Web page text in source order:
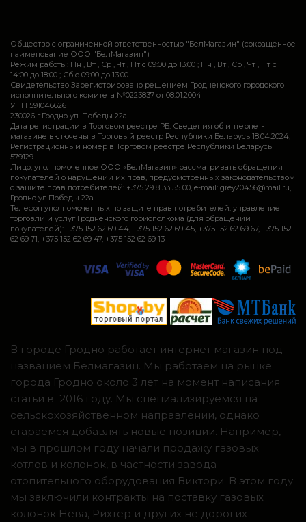
Общество с ограниченной ответственностью "БелМагазин" (сокращенное
наименование ООО "БелМагазин")
Режим работы: Пн , Вт , Ср , Чт , Пт c 09:00 до 13:00 ; Пн , Вт , Ср , Чт , Пт c
14:00 до 18:00 ; Сб c 09:00 до 13:00
Свидетельство Зарегистрировано решением Гродненского городского
исполнительного комитета №0223837 от 08.01.2004
УНП 591046626
230026 г.Гродно ул. Победы 22а
Дата регистрации в Торговом реестре РБ: Сведения об интернет-
магазине включены в Торговый реестр Республики Беларусь 18.04.2024,
Регистрационный номер в Торговом реестре Республики Беларусь
579129
Лицо, уполномоченное ООО «БелМагазин» рассматривать обращения
покупателей о нарушении их прав, предусмотренных законодательством
о защите прав потребителей: +375 29 8 33 55 00, e-mail: grey20456@mail.ru,
Гродно ул.Победы 22а
Телефон уполномоченных по защите прав потребителей: управление
торговли и услуг Гродненского горисполкома (для обращений
покупателей): +375 152 62 69 44, +375 152 62 69 45, +375 152 62 69 67, +375 152
62 69 71, +375 152 62 69 47, +375 152 62 69 13
В городе Гродно работает интернет магазин под
названием Белмагазин. Мы работаем на рынке
города Гродно около 3 лет на момент написания
статьи в 2016 году. Мы специализируемся на
сельскохозяйственном направлении, однако
стараемся добавлять новые позиции. Например,
мы в прошлом году начали продажу газовых
котлов и колонок, в частности завода
отопительного оборудования Виктори. В этом году
мы заключили контракты на поставку газовых
колонок Нева, Рихтер и других не дорогих